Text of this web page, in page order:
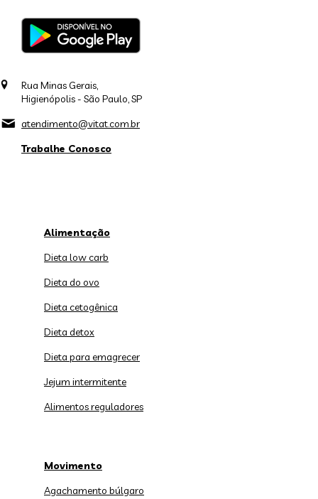
Rua Minas Gerais,
Higienópolis - São Paulo, SP
atendimento@vitat.com.br
Trabalhe Conosco
Alimentação
Dieta low carb
Dieta do ovo
Dieta cetogênica
Dieta detox
Dieta para emagrecer
Jejum intermitente
Alimentos reguladores
Movimento
Agachamento búlgaro